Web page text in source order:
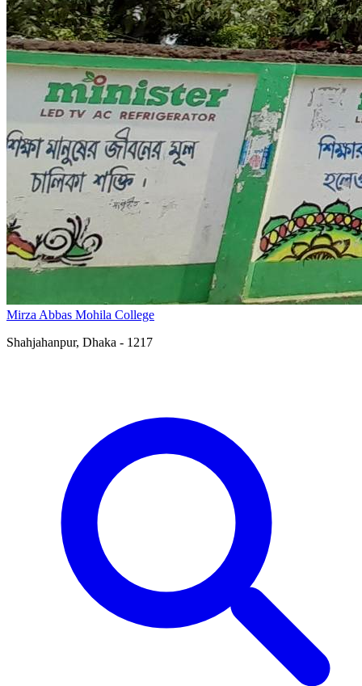
Mirza Abbas Mohila College
Shahjahanpur, Dhaka - 1217